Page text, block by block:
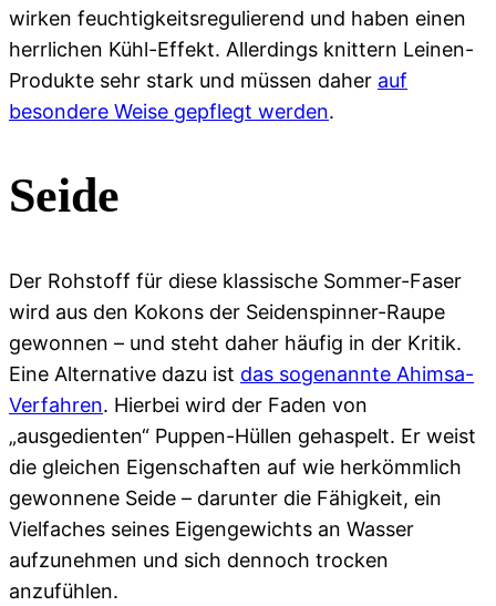
wirken feuchtigkeitsregulierend und haben einen
herrlichen Kühl-Effekt. Allerdings knittern Leinen-
Produkte sehr stark und müssen daher auf
besondere Weise gepflegt werden.
Seide
Der Rohstoff für diese klassische Sommer-Faser
wird aus den Kokons der Seidenspinner-Raupe
gewonnen – und steht daher häufig in der Kritik.
Eine Alternative dazu ist das sogenannte Ahimsa-
Verfahren. Hierbei wird der Faden von
„ausgedienten“ Puppen-Hüllen gehaspelt. Er weist
die gleichen Eigenschaften auf wie herkömmlich
gewonnene Seide – darunter die Fähigkeit, ein
Vielfaches seines Eigengewichts an Wasser
aufzunehmen und sich dennoch trocken
anzufühlen.